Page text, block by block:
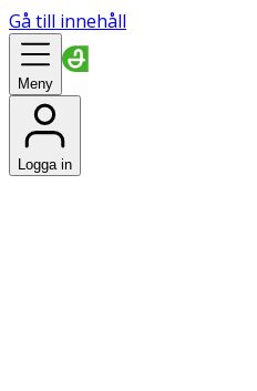
Gå till innehåll
Meny
Logga in